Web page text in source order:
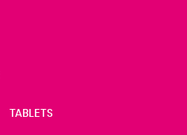
TABLETS